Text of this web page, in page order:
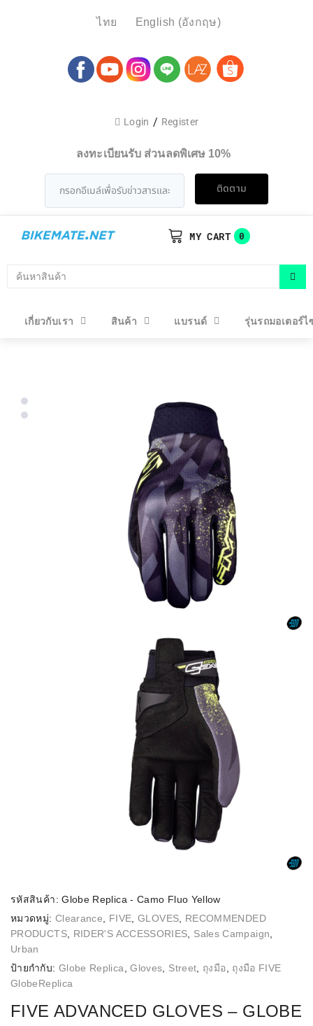
ไทย English (อังกฤษ)
ลงทะเบียนรับ ส่วนลดพิเศษ 10%
ติดตาม
Login / Register
เกี่ยวกับเรา สินค้า แบรนด์ รุ่นรถมอเตอร์ไ
MY CART 0
รหัสสินค้า:Globe Replica - Camo Fluo Yellow
หมวดหมู่: Clearance FIVE ,GLOVES
RECOMMENDED
PRODUCTS, RIDER'S ACCESSORIES Sales Campaign
Urban
ป้ายกำกับ: Globe Replica ,Gloves Street ถุงมือ
ถุงมือ FIVE
GlobeReplica
FIVE ADVANCED GLOVES – GLOBE